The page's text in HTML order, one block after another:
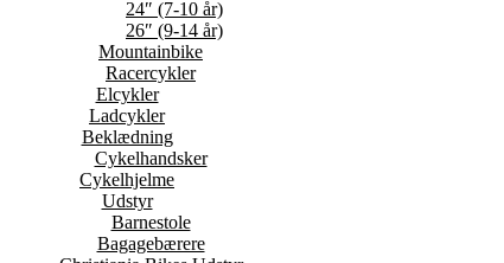
24″ (7-10 år)
26″ (9-14 år)
Mountainbike
Racercykler
Elcykler
Ladcykler
Beklædning
Cykelhandsker
Cykelhjelme
Udstyr
Barnestole
Bagagebærere